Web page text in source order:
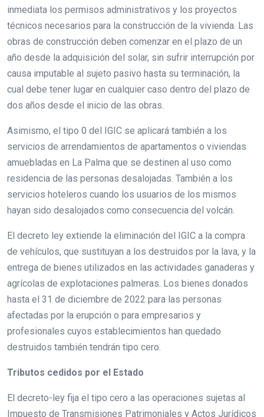
inmediata los permisos administrativos y los proyectos
técnicos necesarios para la construcción de la vivienda. Las
obras de construcción deben comenzar en el plazo de un
año desde la adquisición del solar, sin sufrir interrupción por
causa imputable al sujeto pasivo hasta su terminación, la
cual debe tener lugar en cualquier caso dentro del plazo de
dos años desde el inicio de las obras.
Asimismo, el tipo 0 del IGIC se aplicará también a los
servicios de arrendamientos de apartamentos o viviendas
amuebladas en La Palma que se destinen al uso como
residencia de las personas desalojadas. También a los
servicios hoteleros cuando los usuarios de los mismos
hayan sido desalojados como consecuencia del volcán.
El decreto ley extiende la eliminación del IGIC a la compra
de vehículos, que sustituyan a los destruidos por la lava, y la
entrega de bienes utilizados en las actividades ganaderas y
agrícolas de explotaciones palmeras. Los bienes donados
hasta el 31 de diciembre de 2022 para las personas
afectadas por la erupción o para empresarios y
profesionales cuyos establecimientos han quedado
destruidos también tendrán tipo cero.
Tributos cedidos por el Estado
El decreto-ley fija el tipo cero a las operaciones sujetas al
Impuesto de Transmisiones Patrimoniales y Actos Jurídicos